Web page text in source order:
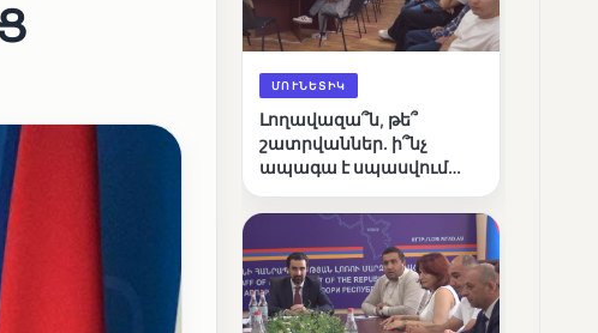
ՄՈՒՆԵՏԻԿ
Լողավազա՞ն, թե՞
շատրվաններ. ի՞նչ
ապագա է սպասվում
լճին